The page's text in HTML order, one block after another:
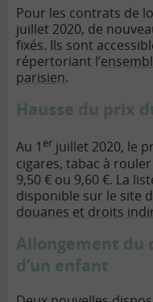
Pour les contrats de
juillet 2020, de
fixés. Ils sont
répertoriant l’
parisien.
Hausse du prix
Au 1 er juillet 2020, le
cigares, tabac à
9,50 € ou 9,60 €. La
disponible sur le site
douanes et droits
Allongement du
d’un enfant